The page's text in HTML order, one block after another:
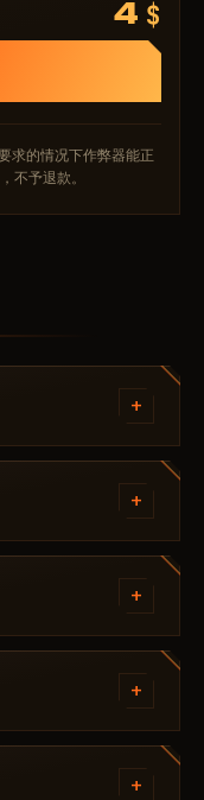
4 $
求的情况下作弊器能正
不予退款。
+
游戏编写的说明：
版本、Secure
会帮您解决。
+
试： Scum 后才会
/ 更新
化，该辅助会被下
+
——天数不会流
中。
+
题 15 分钟内即可
、杀毒软件。支
+